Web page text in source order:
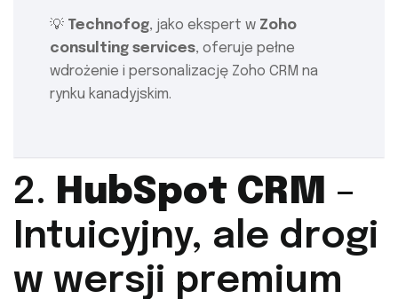
💡 Technofog, jako ekspert w Zoho
consulting services, oferuje pełne
wdrożenie i personalizację Zoho CRM na
rynku kanadyjskim.
2. HubSpot CRM –
Intuicyjny, ale drogi
w wersji premium